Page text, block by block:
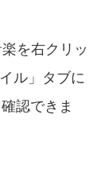
を右クリッ
ル」タブに
認できま